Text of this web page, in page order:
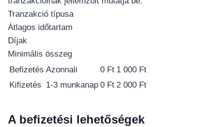
Tranzakció típusa
Átlagos időtartam
Díjak
Minimális összeg
Befizetés Azonnali 0 Ft 1 000 Ft
Kifizetés 1-3 munkanap 0 Ft 2 000 Ft
A befizetési lehetőségek